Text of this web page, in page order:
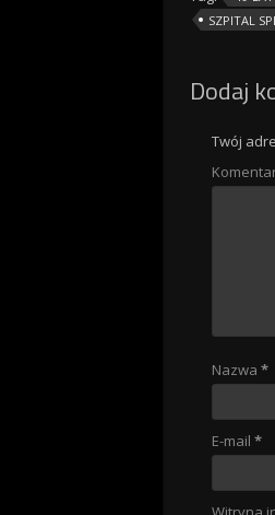
SZPITAL
Dodaj
Twój
Nazwa *
E-mail *